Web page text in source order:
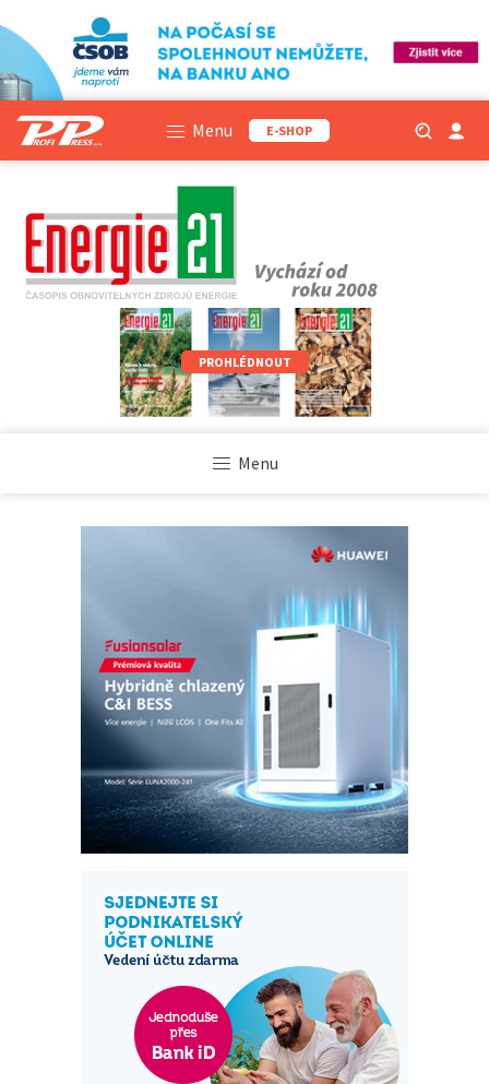
Menu E-SHOP
PROHLÉDNOUT
Menu